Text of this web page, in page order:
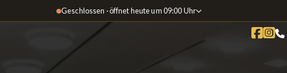
Geschlossen · öffnet heute um 09:00 Uhr